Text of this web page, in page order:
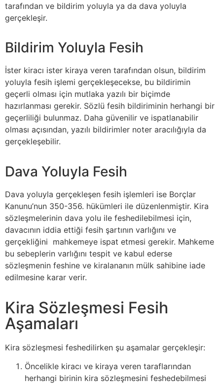
tarafından ve bildirim yoluyla ya da dava yoluyla
gerçekleşir.
Bildirim Yoluyla Fesih
İster kiracı ister kiraya veren tarafından olsun, bildirim
yoluyla fesih işlemi gerçekleşecekse, bu bildirimin
geçerli olması için mutlaka yazılı bir biçimde
hazırlanması gerekir. Sözlü fesih bildiriminin herhangi bir
geçerliliği bulunmaz. Daha güvenilir ve ispatlanabilir
olması açısından, yazılı bildirimler noter aracılığıyla da
gerçekleşebilir.
Dava Yoluyla Fesih
Dava yoluyla gerçekleşen fesih işlemleri ise Borçlar
Kanunu’nun 350-356. hükümleri ile düzenlenmiştir. Kira
sözleşmelerinin dava yolu ile feshedilebilmesi için,
davacının iddia ettiği fesih şartının varlığını ve
gerçekliğini mahkemeye ispat etmesi gerekir. Mahkeme
bu sebeplerin varlığını tespit ve kabul ederse
sözleşmenin feshine ve kiralananın mülk sahibine iade
edilmesine karar verir.
Kira Sözleşmesi Fesih
Aşamaları
Kira sözleşmesi feshedilirken şu aşamalar gerçekleşir:
Öncelikle kiracı ve kiraya veren taraflarından
herhangi birinin kira sözleşmesini feshedebilmesi